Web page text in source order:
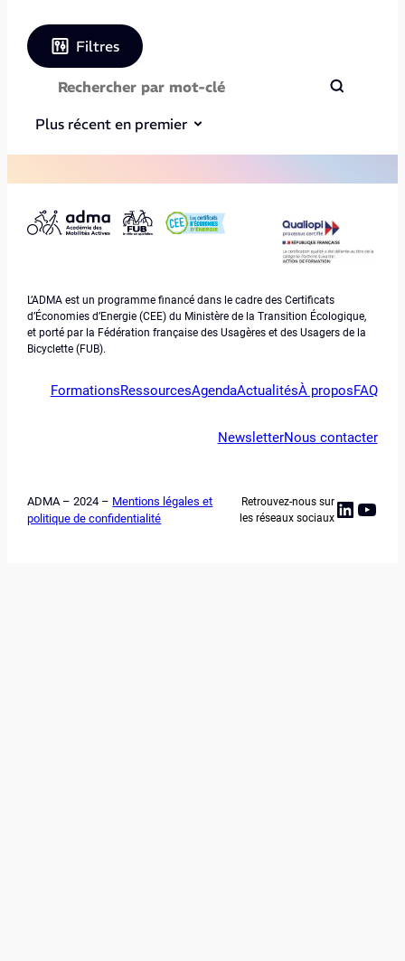
Filtres
Plus récent en premier
L’ADMA est un programme financé dans le cadre des Certificats
d’Économies d’Energie (CEE) du Ministère de la Transition Écologique,
et porté par la Fédération française des Usagères et des Usagers de la
Bicyclette (FUB).
FormationsRessourcesAgendaActualitésÀ proposFAQ
NewsletterNous contacter
ADMA – 2024 – Mentions légales et
politique de confidentialité
Retrouvez-nous sur
les réseaux sociaux